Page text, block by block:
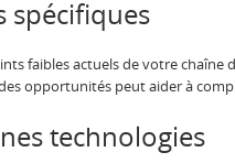
spécifiques
faibles actuels de votre
opportunités peut aider à
technologies